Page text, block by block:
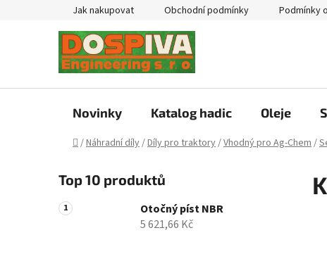
Jak nakupovat Obchodní podmínky Podmínky
Novinky Katalog hadic Oleje
Domů
/Náhradní díly/Díly pro traktory/Vhodný pro Ag-Chem/
o
s
t
Top 10 produktů
Otočný píst NBR
5 621,66 Kč